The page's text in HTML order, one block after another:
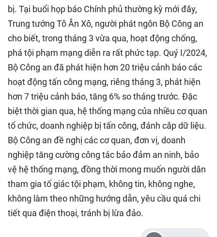
bị. Tại buổi họp báo Chính phủ thường kỳ mới đây,
Trung tướng Tô Ân Xô, người phát ngôn Bộ Công an
cho biết, trong tháng 3 vừa qua, hoạt động chống,
phá tội phạm mạng diễn ra rất phức tạp. Quý I/2024,
Bộ Công an đã phát hiện hơn 20 triệu cảnh báo các
hoạt động tấn công mạng, riêng tháng 3, phát hiện
hơn 7 triệu cảnh báo, tăng 6% so tháng trước. Đặc
biệt thời gian qua, hệ thống mạng của nhiều cơ quan
tổ chức, doanh nghiệp bị tấn công, đánh cắp dữ liệu.
Bộ Công an đề nghị các cơ quan, đơn vị, doanh
nghiệp tăng cường công tác bảo đảm an ninh, bảo
vệ hệ thống mạng, đồng thời mong muốn người dân
tham gia tố giác tội phạm, không tin, không nghe,
không làm theo những hướng dẫn, yêu cầu quá chi
tiết qua điện thoại, tránh bị lừa đảo.